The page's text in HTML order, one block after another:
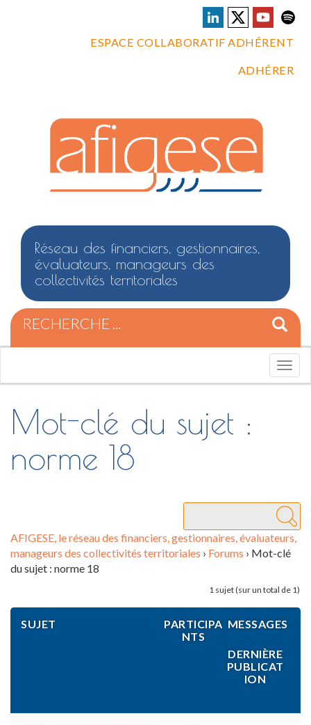
ESPACE COLLABORATIF ADHÉRENT
ADHÉRER
Réseau des financiers, gestionnaires,
évaluateurs, manageurs des
collectivités territoriales
c
r
h
o
T
o
g
a
t
i
o
Mot-clé du sujet :
norme 18
AFIGESE, le réseau des financiers, gestionnaires, évaluateurs,
manageurs des collectivités territoriales › Forums › Mot-clé
du sujet : norme 18
1 sujet (sur un total de 1)
SUJET
PARTICIPA
NTS
MESSAGES
DERNIÈRE
PUBLICAT
ION